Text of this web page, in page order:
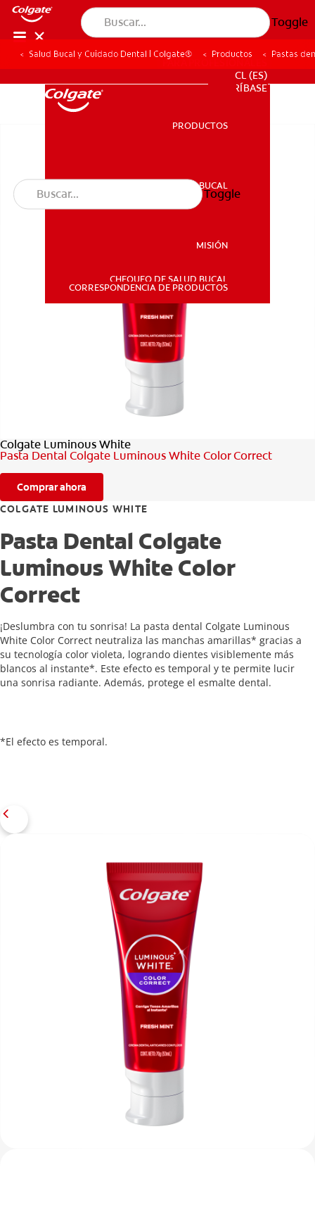
Toggle
SALUD BUCAL
CHEQUEO DE SALUD BUCAL
CORRESPONDENCIA DE PRODUCTOS
PARA PROFESIONALES
CL (ES)
SUSCRÍBASE
PRODUCTOS
SALUD BUCAL
MISIÓN
CHEQUEO DE SALUD BUCAL
CORRESPONDENCIA DE PRODUCTOS
Toggle
Salud Bucal y Cuidado Dental | Colgate® Productos Pastas
Colgate Luminous White
Pasta Dental Colgate Luminous White Color Correct
Comprar ahora
COLGATE LUMINOUS WHITE
Pasta Dental Colgate
Luminous White Color
Correct
¡Deslumbra con tu sonrisa! La pasta dental Colgate Luminous
White Color Correct neutraliza las manchas amarillas* gracias a
su tecnología color violeta, logrando dientes visiblemente más
blancos al instante*. Este efecto es temporal y te permite lucir
una sonrisa radiante. Además, protege el esmalte dental.
*El efecto es temporal.